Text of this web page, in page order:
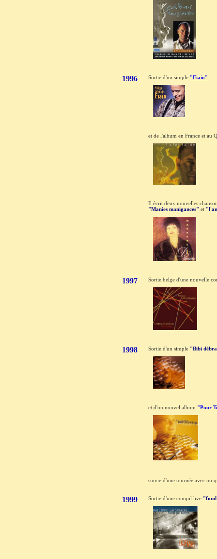
1996 Sortie d'un simple "Eiaio"
et de l'album en France et au
Il écrit deux nouvelles
"Manies manigances" et
1997 Sortie belge d'une nouvelle
1998 Sortie d'un simple "Bibi
et d'un nouvel album "Pour
suivie d'une tournée avec un
1999 Sortie d'une compil live "fond